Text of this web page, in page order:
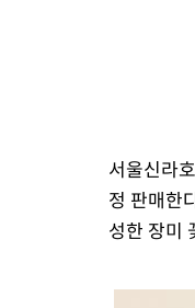
서울신라
정 판매한
성한 장미